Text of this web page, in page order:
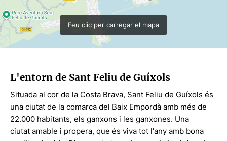
Feu clic per carregar el mapa
L'entorn de Sant Feliu de Guíxols
Situada al cor de la Costa Brava, Sant Feliu de Guíxols és
una ciutat de la comarca del Baix Empordà amb més de
22.000 habitants, els ganxons i les ganxones. Una
ciutat amable i propera, que és viva tot l'any amb bona